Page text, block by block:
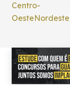
Centro-
OesteNordeste